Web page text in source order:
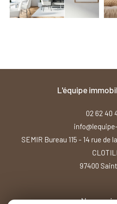
l'équipe
02 62 40
SEMIR Bureau 115 - 14 rue de
97400
Nous